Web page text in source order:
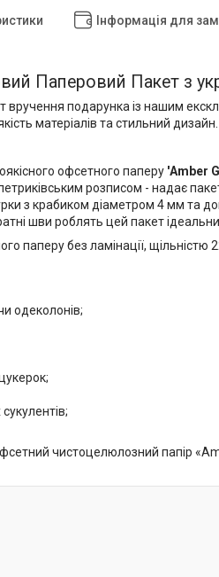
Інформація для
Паперовий Пакет з
вручення подарунка із нашим
матеріалів та стильний дизайн.
офсетного паперу 'Amber
розписом - надає
з крабиком діаметром 4 мм та
шви роблять цей пакет
паперу без ламінації, щільністю
одеколонів;
чистоцелюлозний папір